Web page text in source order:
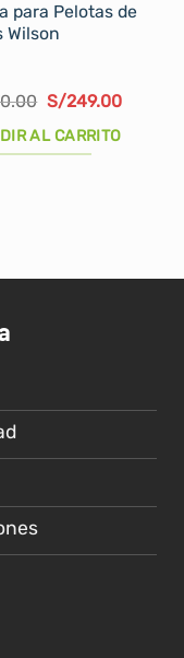
para Pelotas de
Wilson
El
precio
original
era:
S/249.00El
AL CARRITO